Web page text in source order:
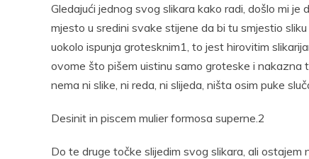
Gledajući jednog svog slikara kako radi, došlo mi
mjesto u sredini svake stijene da bi tu smjestio
uokolo ispunja grotesknim1, to jest hirovitim
ovome što pišem uistinu samo groteske i nakazna
nema ni slike, ni reda, ni slijeda, ništa osim puke
Desinit in piscem mulier formosa superne.2
Do te druge točke slijedim svog slikara, ali ostajem